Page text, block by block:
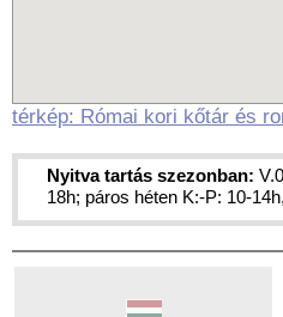
térkép: Római kori kőtár és
Nyitva tartás szezonban:
18h; páros héten K:-P: 10-